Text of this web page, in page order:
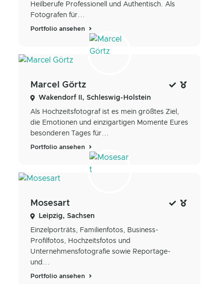
Heilberufe Professionell und Authentisch. Als
Fotografen für...
Portfolio ansehen
Marcel Görtz
Wakendorf II, Schleswig-Holstein
Als Hochzeitsfotograf ist es mein größtes Ziel,
die Emotionen und einzigartigen Momente Eures
besonderen Tages für...
Portfolio ansehen
Mosesart
Leipzig, Sachsen
Einzelporträts, Familienfotos, Business-
Profilfotos, Hochzeitsfotos und
Unternehmensfotografie sowie Reportage-
und...
Portfolio ansehen